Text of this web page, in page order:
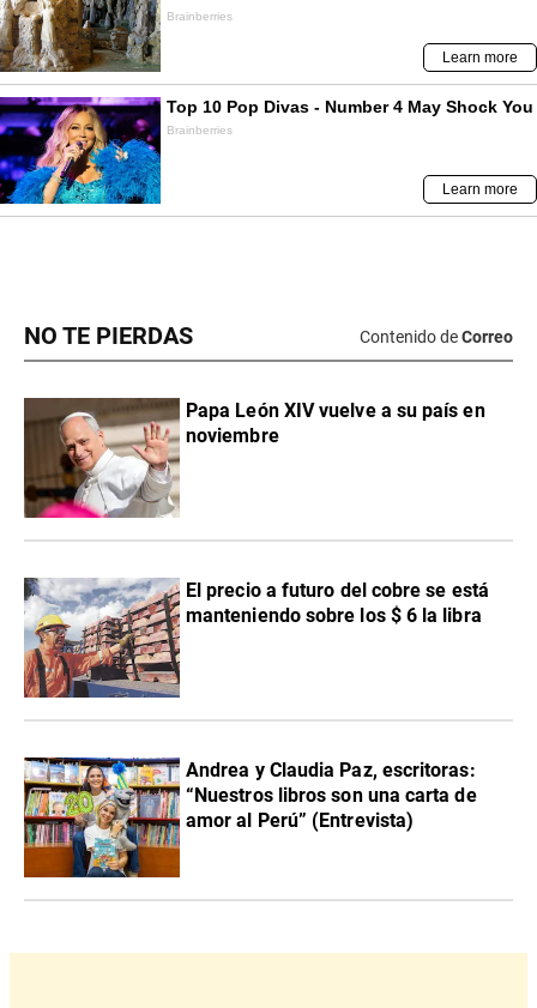
NO TE PIERDAS Contenido deCorreo
Papa León XIV vuelve a su país en
noviembre
El precio a futuro del cobre se está
manteniendo sobre los $ 6 la libra
Andrea y Claudia Paz, escritoras:
“Nuestros libros son una carta de
amor al Perú” (Entrevista)